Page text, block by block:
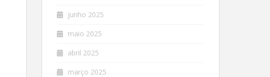
junho 2025
maio 2025
abril 2025
março 2025